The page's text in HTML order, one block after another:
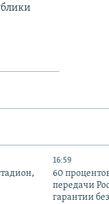
16:59
60
передачи
гарантии